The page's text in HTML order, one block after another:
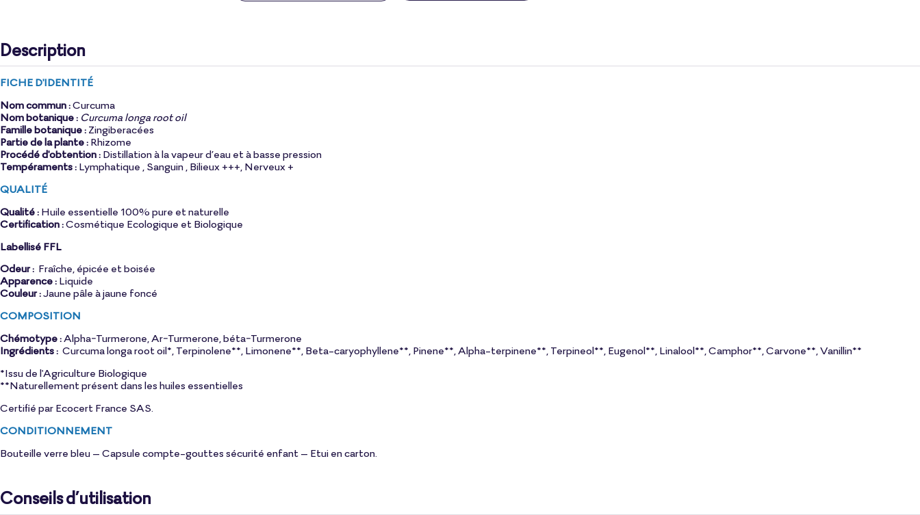
Description
FICHE D'IDENTITÉ
Nom commun :Curcuma
Nom botanique : Curcuma longa root oil
Famille botanique : Zingiberacées
Partie de la plante : Rhizome
Procédé d'obtention : Distillation à la vapeur d’eau et à basse pression
Tempéraments : Lymphatique , Sanguin , Bilieux +++, Nerveux +
QUALITÉ
Qualité : Huile essentielle 100% pure et naturelle
Certification :Cosmétique Ecologique et Biologique
Labellisé FFL
Odeur : Fraîche, épicée et boisée
Apparence : Liquide
Couleur :Jaune pâle à jaune foncé
COMPOSITION
Chémotype :Alpha-Turmerone, Ar-Turmerone, béta-Turmerone
Ingrédients : Curcuma longa root oil*, Terpinolene**, Limonene**, Beta-caryophyllene**, Pinene**, Alpha-terpinene**, Terpineol**, Eugenol**, Linalool**, Camphor**, Carvone**, Vanillin**
*Issu de l'Agriculture Biologique
**Naturellement présent dans les huiles essentielles
Certifié par Ecocert France SAS.
CONDITIONNEMENT
Bouteille verre bleu – Capsule compte-gouttes sécurité enfant – Etui en carton.
Conseils d’utilisation